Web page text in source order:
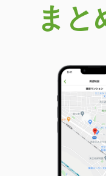
まと